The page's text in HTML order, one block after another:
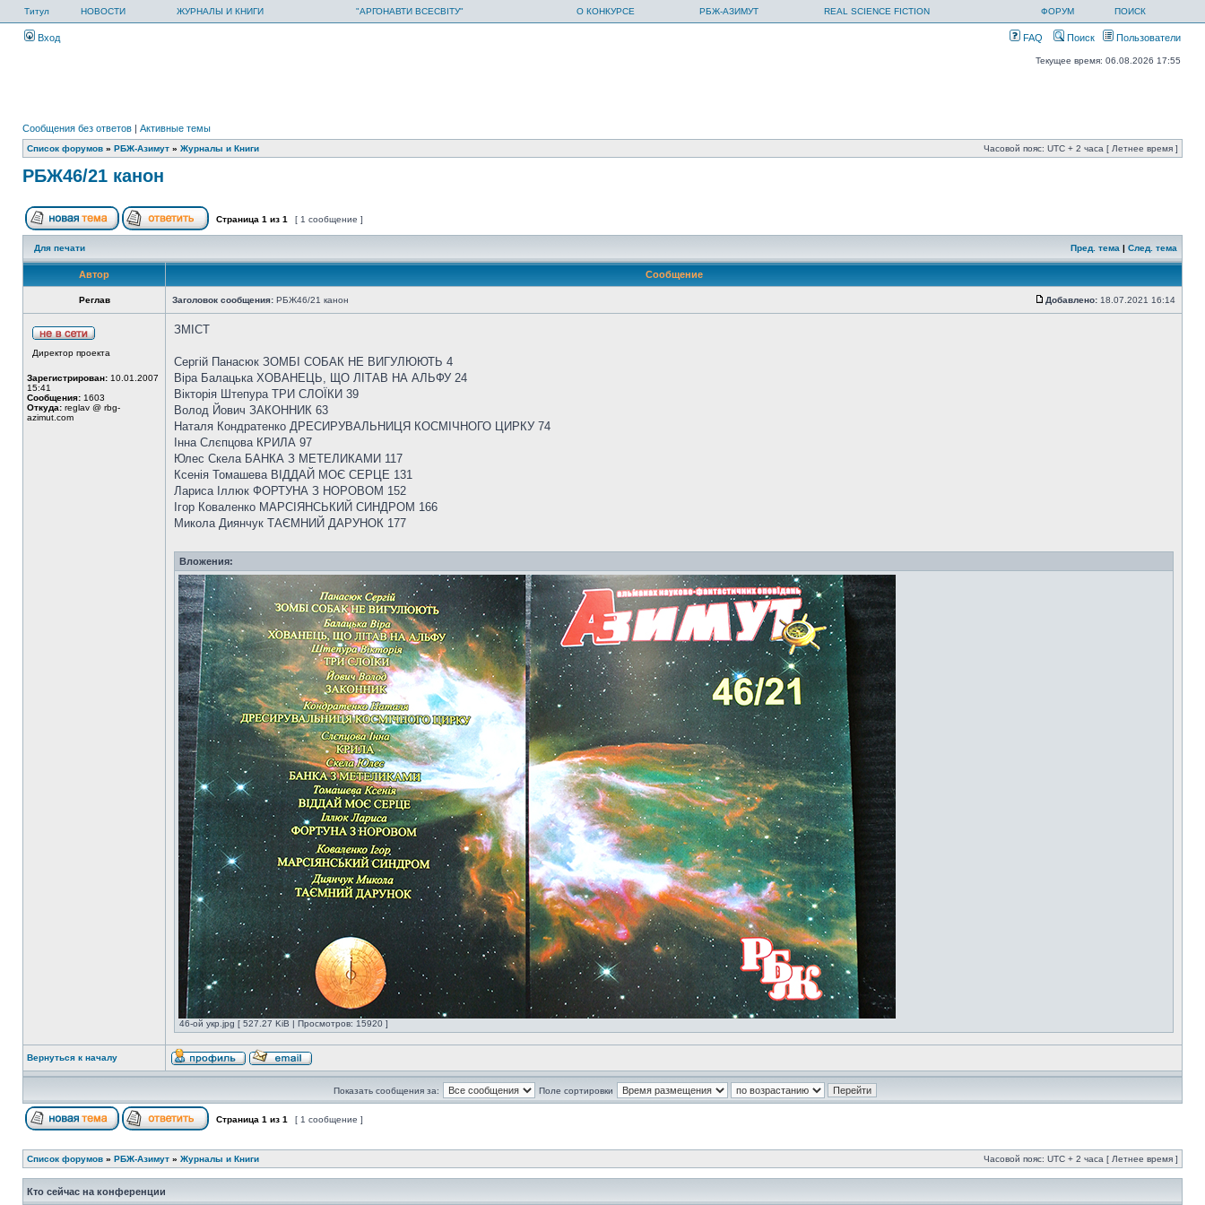
Титул НОВОСТИ ЖУРНАЛЫ И КНИГИ "АРГОНАВТИ ВСЕСВІТУ" О КОНКУРСЕ РБЖ-АЗИМУТ REAL SCIENCE FICTION ФОРУМ ПОИСК
Вход FAQ Поиск Пользователи
Текущее время: 06.08.2026 17:55
Сообщения без ответов | Активные темы
Список форумов » РБЖ-Азимут » Журналы и Книги Часовой пояс: UTC + 2 часа [ Летнее время ]
РБЖ46/21 канон
Страница 1 из 1 [ 1 сообщение ]
Для печати Пред. тема | След. тема
Автор Сообщение
Реглав Заголовок сообщения: РБЖ46/21 канон Добавлено: 18.07.2021 16:14
Директор проекта
Зарегистрирован: 10.01.2007
15:41
Сообщения: 1603
Откуда: reglav @ rbg-
azimut.com
ЗМІСТ
Сергій Панасюк ЗОМБІ СОБАК НЕ ВИГУЛЮЮТЬ 4
Віра Балацька ХОВАНЕЦЬ, ЩО ЛІТАВ НА АЛЬФУ 24
Вікторія Штепура ТРИ СЛОЇКИ 39
Волод Йович ЗАКОННИК 63
Наталя Кондратенко ДРЕСИРУВАЛЬНИЦЯ КОСМІЧНОГО ЦИРКУ 74
Інна Слєпцова КРИЛА 97
Юлес Скела БАНКА З МЕТЕЛИКАМИ 117
Ксенія Томашева ВІДДАЙ МОЄ СЕРЦЕ 131
Лариса Іллюк ФОРТУНА З НОРОВОМ 152
Ігор Коваленко МАРСІЯНСЬКИЙ СИНДРОМ 166
Микола Диянчук ТАЄМНИЙ ДАРУНОК 177
Вложения:
46-ой укр.jpg [ 527.27 KiB | Просмотров: 15920 ]
Вернуться к началу
Показать сообщения за: Поле сортировки
Страница 1 из 1 [ 1 сообщение ]
Список форумов » РБЖ-Азимут » Журналы и Книги Часовой пояс: UTC + 2 часа [ Летнее время ]
Кто сейчас на конференции